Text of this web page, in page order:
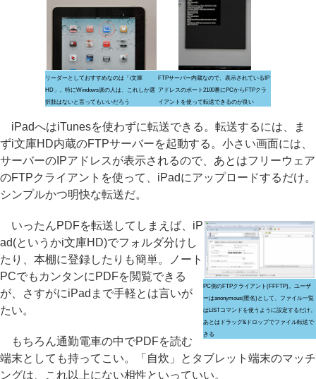
リーダーとしておすすめなのは「i文庫
HD」。特にWindows派の人は、これしか選
択肢はないと言ってもいいだろう
FTPサーバー内蔵なので、表示されているIP
アドレスのポート2100番にPCからFTPクラ
イアントを使って転送できるのが良い
iPadへはiTunesを使わずに転送できる。転送するには、ま
ずi文庫HD内蔵のFTPサーバーを起動する。小さい画面には、
サーバーのIPアドレスが表示されるので、あとはフリーウェア
のFTPクライアントを使って、iPadにアップロードするだけ。
シンプルかつ明快な転送だ。
PC側のFTPクライアント(FFFTP)。ユーザ
ーはanonymous(匿名)として、ファイル一覧
はLISTコマンドを使うように設定するだけ。
あとはドラッグ&ドロップでファイル転送で
きる
いったんPDFを転送してしまえば、iP
ad(というかi文庫HD)でフォルダ分けし
たり、本棚に登録したりも簡単。ノート
PCでもカンタンにPDFを閲覧できる
が、さすがにiPadまで手軽とは言いが
たい。
もちろん通勤電車の中でPDFを読む
端末としても持ってこい。「自炊」とタブレット端末のマッチ
ングは、これ以上にない相性といっていい。